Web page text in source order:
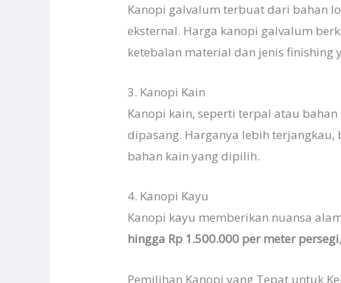
Kanopi galvalum terbuat dari bahan
eksternal. Harga kanopi galvalum
ketebalan material dan jenis finishing
3. Kanopi Kain
Kanopi kain, seperti terpal atau
dipasang. Harganya lebih terjangkau,
bahan kain yang dipilih.
4. Kanopi Kayu
Kanopi kayu memberikan nuansa
hingga Rp 1.500.000 per meter persegi
Pemilihan Kanopi yang Tepat untuk